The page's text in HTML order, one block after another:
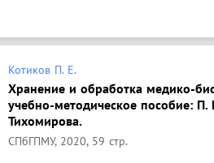
Котиков П. Е.
Хранение и обработка медико-
учебно-методическое пособие: П.
Тихомирова.
СПбГПМУ, 2020, 59 стр.